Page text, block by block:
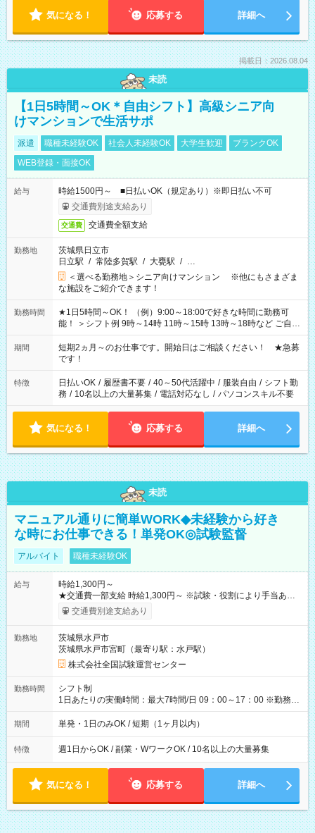
気になる！ 応募する 詳細へ
掲載日：2026.08.04
未読
【1日5時間～OK＊自由シフト】高級シニア向
けマンションで生活サポ
派遣 職種未経験OK 社会人未経験OK 大学生歓迎
ブランクOK
WEB登録・面接OK
給与
時給1500円～ ■日払いOK（規定あり）※即日払い不可
交通費別途支給あり
交通費 交通費全額支給
勤務地
茨城県日立市
日立駅 / 常陸多賀駅 / 大甕駅 / …
＜選べる勤務地＞シニア向けマンション ※他にもさまざま
な施設をご紹介できます！
勤務時間
★1日5時間～OK！ （例）9:00～18:00で好きな時間に勤務可
能！ ＞シフト例 9時～14時 11時～15時 13時～18時など ご自身
のご都合に合わせて勤務時間をご相談ください！ ★家庭の都合
でお休みや時間の調整が必要な場合も遠慮なくご相談くださ
い。
期間
短期2ヵ月～のお仕事です。開始日はご相談ください！ ★急募
です！
特徴 日払いOK / 履歴書不要 / 40～50代活躍中 / 服装自由 / シフト勤
務 / 10名以上の大量募集 / 電話対応なし / パソコンスキル不要
気になる！ 応募する 詳細へ
未読
マニュアル通りに簡単WORK◆未経験から好き
な時にお仕事できる！単発OK◎試験監督
アルバイト 職種未経験OK
給与
時給1,300円～
★交通費一部支給 時給1,300円～ ※試験・役割により手当あり
※勤務回数により昇給あり 【即給（前払い）オプションあ
り！】 希望される場合、勤務から1週間ほどで給与の一部を受け
例】 ・河合塾模擬試験 8:30～17:30（休憩1時間） 時給1,300円
×8時間＝日収10,400円＋交通費 ※当日の役割により時給＋100
円の場合あり ・国家試験 7:00～13:30（休憩なし） 時給1,300
円（役割手当＋100円）×6時間＝日収8,400円＋交通費 【試用期
間】試用期間なし
交通費別途支給あり
勤務地
茨城県水戸市
茨城県水戸市宮町（最寄り駅：水戸駅）
株式会社全国試験運営センター
勤務時間
シフト制
1日あたりの実働時間：最大7時間/日 09：00～17：00 ※勤務時
間は 試験により異なります。
期間 単発・1日のみOK / 短期（1ヶ月以内）
特徴 週1日からOK / 副業・WワークOK / 10名以上の大量募集
気になる！ 応募する 詳細へ